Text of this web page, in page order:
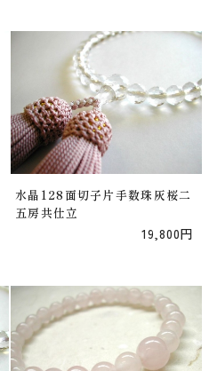
水晶128面切子片手数珠灰桜二
五房共仕立
19,800円